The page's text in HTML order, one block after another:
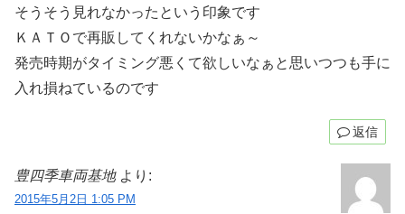
そうそう見れなかったという印象です
ＫＡＴＯで再販してくれないかなぁ～
発売時期がタイミング悪くて欲しいなぁと思いつつも手に
入れ損ねているのです
返信
豊四季車両基地 より:
2015年5月2日 1:05 PM